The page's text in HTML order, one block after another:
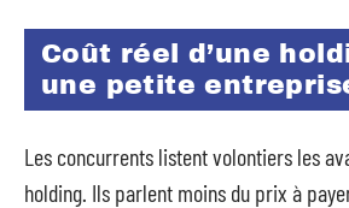
Coût réel d’une
une petite
Les concurrents listent volontiers les
holding. Ils parlent moins du prix à